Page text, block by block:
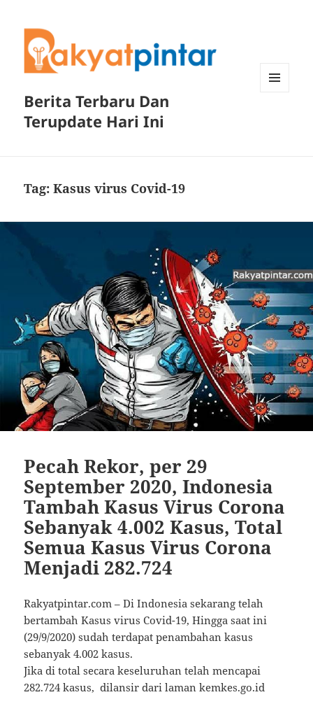
Berita Terbaru Dan
Terupdate Hari Ini
Tag:Kasus virus Covid-19
Pecah Rekor, per 29
September 2020, Indonesia
Tambah Kasus Virus Corona
Sebanyak 4.002 Kasus, Total
Semua Kasus Virus Corona
Menjadi 282.724
Rakyatpintar.com – Di Indonesia sekarang telah
bertambah Kasus virus Covid-19, Hingga saat ini
(29/9/2020) sudah terdapat penambahan kasus
sebanyak 4.002 kasus.
Jika di total secara keseluruhan telah mencapai
282.724 kasus, dilansir dari laman kemkes.go.id